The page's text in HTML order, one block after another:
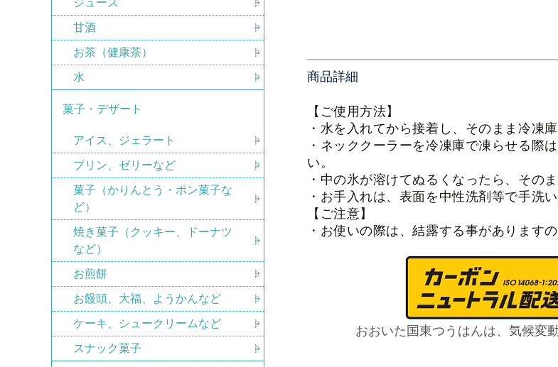
商品詳細
【ご使用方法】
・水を入れてから接着し、そのまま冷凍
・ネッククーラーを冷凍庫で凍らせる際
い。
・中の氷が溶けてぬるくなったら、その
・お手入れは、表面を中性洗剤等で手洗
【ご注意】
・お使いの際は、結露する事があります
おおいた国東つうはんは、気候変
ジュース
甘酒
お茶（健康茶）
水
菓子・デザート
アイス、ジェラート
プリン、ゼリーなど
菓子（かりんとう・ポン菓子な
ど）
焼き菓子（クッキー、ドーナツ
など）
お煎餅
お饅頭、大福、ようかんなど
ケーキ、シュークリームなど
スナック菓子